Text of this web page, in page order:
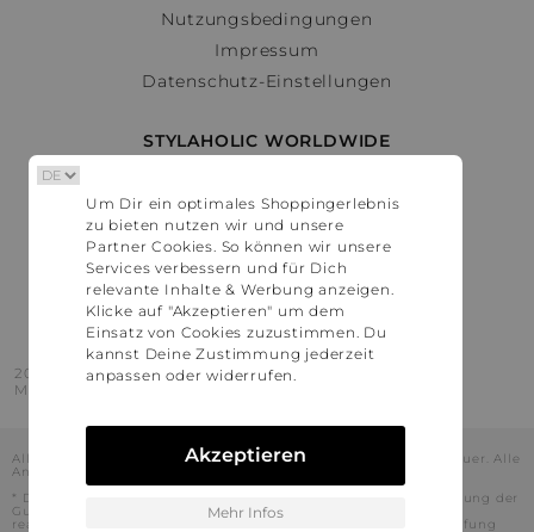
Nutzungsbedingungen
Impressum
Datenschutz-Einstellungen
STYLAHOLIC WORLDWIDE
Österreich
Schweiz
France
United States
2016 - 2026 © Stylaholic.
Made for you with love in munich.
Alle Preise inkl. der jeweils geltenden gesetzlichen Mehrwertsteuer. Alle
Angaben ohne Gewähr.
* Die angezeigten Preise beinhalten Rabatte, die durch die Nutzung der
Gutschein-Codes auf den Seiten unserer Partner voraussichtlich
realisiert werden können. Stylaholic führt keine vollständige Prüfung
Um Dir ein optimales Shoppingerlebnis
zu bieten nutzen wir und unsere
Partner Cookies. So können wir unsere
Services verbessern und für Dich
relevante Inhalte & Werbung anzeigen.
Klicke auf "Akzeptieren" um dem
Einsatz von Cookies zuzustimmen. Du
kannst Deine Zustimmung jederzeit
anpassen oder widerrufen.
Akzeptieren
Mehr Infos